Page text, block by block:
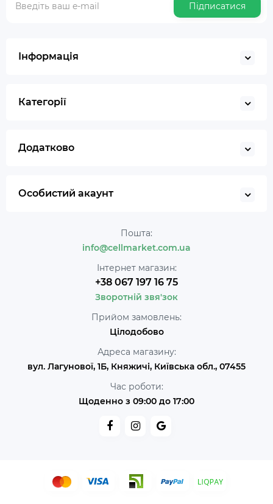
Підписатися
Інформація
Категорії
Додатково
Особистий акаунт
Пошта:
info@cellmarket.com.ua
Інтернет магазин:
+38 067 197 16 75
Зворотній звя'зок
Прийом замовлень:
Цілодобово
Адреса магазину:
вул. Лагунової, 1Б, Княжичі, Київська обл., 07455
Час роботи:
Щоденно з 09:00 до 17:00